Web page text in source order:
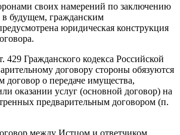
своих намерений по заключению
в будущем, гражданским
юридическая конструкция
429 Гражданского кодекса Российской
договору стороны обязуются
договор о передаче имущества,
оказании услуг (основной договор) на
предварительным договором (п.
между Истцом и ответчиком